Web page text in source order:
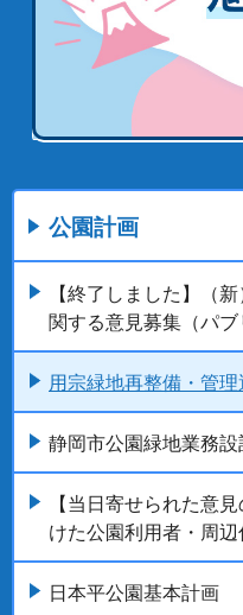
公園計画
【終了しました】（
関する意見募集（パブ
用宗緑地再整備・管理
静岡市公園緑地業務
【当日寄せられた意
けた公園利用者・周
日本平公園基本計画